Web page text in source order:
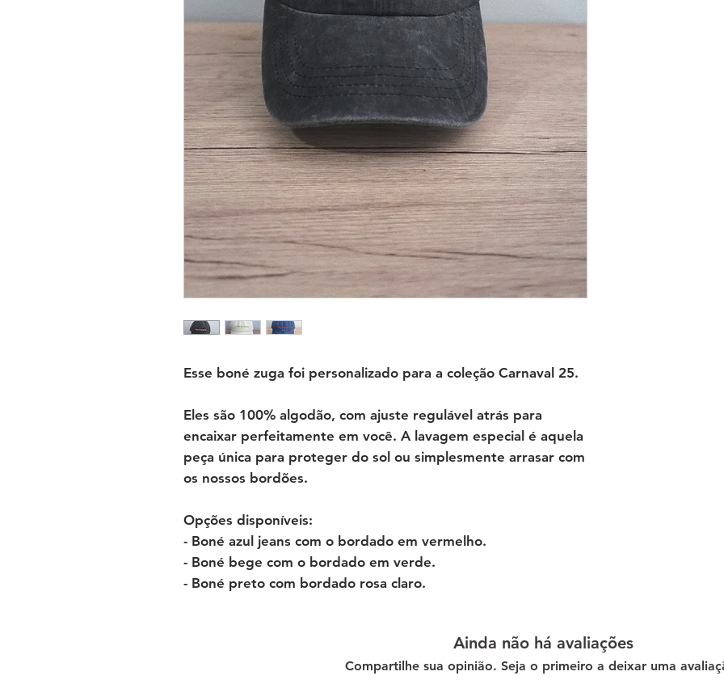
Esse boné zuga foi personalizado para a coleção Carnaval 25.
Eles são 100% algodão, com ajuste regulável atrás para
encaixar perfeitamente em você. A lavagem especial é aquela
peça única para proteger do sol ou simplesmente arrasar com
os nossos bordões.
Opções disponíveis:
- Boné azul jeans com o bordado em vermelho.
- Boné bege com o bordado em verde.
- Boné preto com bordado rosa claro.
Ainda não há avaliações
Compartilhe sua opinião. Seja o primeiro a deixar uma